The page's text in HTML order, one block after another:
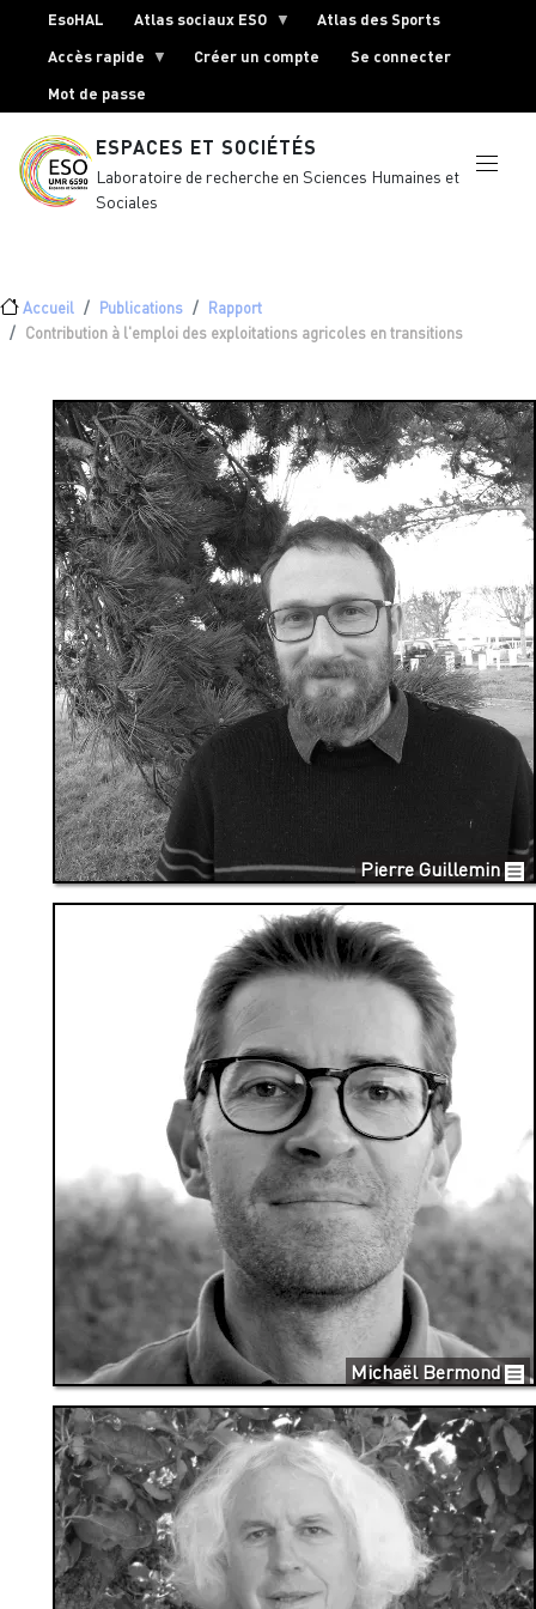
Aller au contenu principal
Menu top Header
EsoHAL Atlas sociaux ESO
Atlas des Sports
Accès rapide
Créer un compte
Se connecter
Mot de passe
ESPACES ET SOCIÉTÉS
Laboratoire de recherche en Sciences Humaines et
Sociales
Fil d'Ariane
Accueil Publications
Rapport
Contribution à l'emploi des exploitations agricoles en transitions
Pierre Guillemin
Michaël Bermond